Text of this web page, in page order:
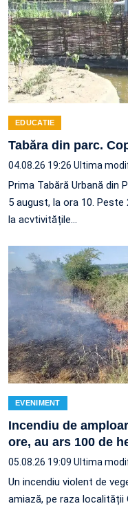
EDUCATIE
Tabăra din parc.
04.08.26 19:26 Ultima
Prima Tabără Urbană din
5 august, la ora 10.
la acvtivitățile…
EVENIMENT
Incendiu de
ore, au ars 100 de
05.08.26 19:09 Ultima
Un incendiu violent de
amiază, pe raza